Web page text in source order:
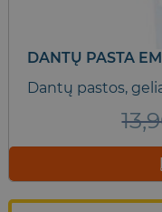
DANTŲ PASTA
Dantų pastos,